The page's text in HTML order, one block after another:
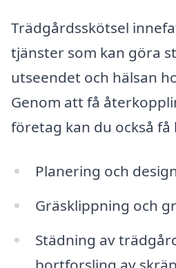
Trädgårdsskötsel
tjänster som kan göra
utseendet och hälsan
Genom att få
företag kan du också få
Planering och
Gräsklippning och
Städning av